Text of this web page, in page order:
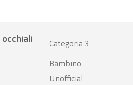
Categoria 3
Bambino
Unofficial